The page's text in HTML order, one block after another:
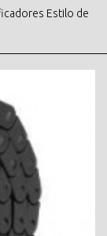
Estilo de